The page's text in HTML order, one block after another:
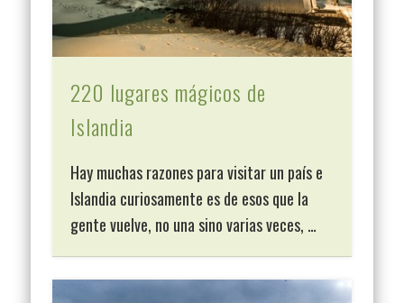
220 lugares mágicos de
Islandia
Hay muchas razones para visitar un país e
Islandia curiosamente es de esos que la
gente vuelve, no una sino varias veces, …